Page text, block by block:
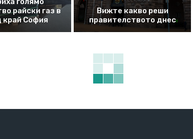
райски газ в
край София
Вижте какво реши
правителството днес